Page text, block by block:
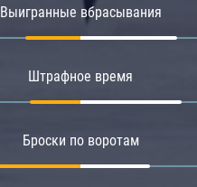
Выигранные вбрасывания
Штрафное время
Броски по воротам